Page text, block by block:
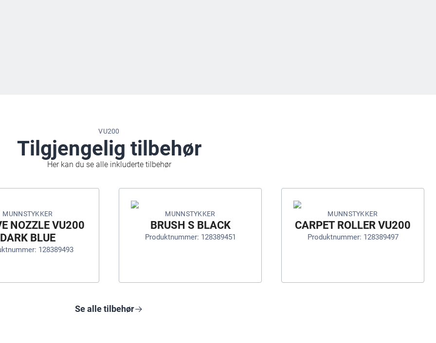
VU200
Tilgjengelig tilbehør
Her kan du se alle inkluderte tilbehør
MUNNSTYKKER
NOZZLE VU200
DARK BLUE
128389493
MUNNSTYKKER
BRUSH S BLACK
Produktnummer: 128389451
MUNNSTYKKER
CARPET ROLLER VU200
Produktnummer: 128389497
Se alle tilbehør